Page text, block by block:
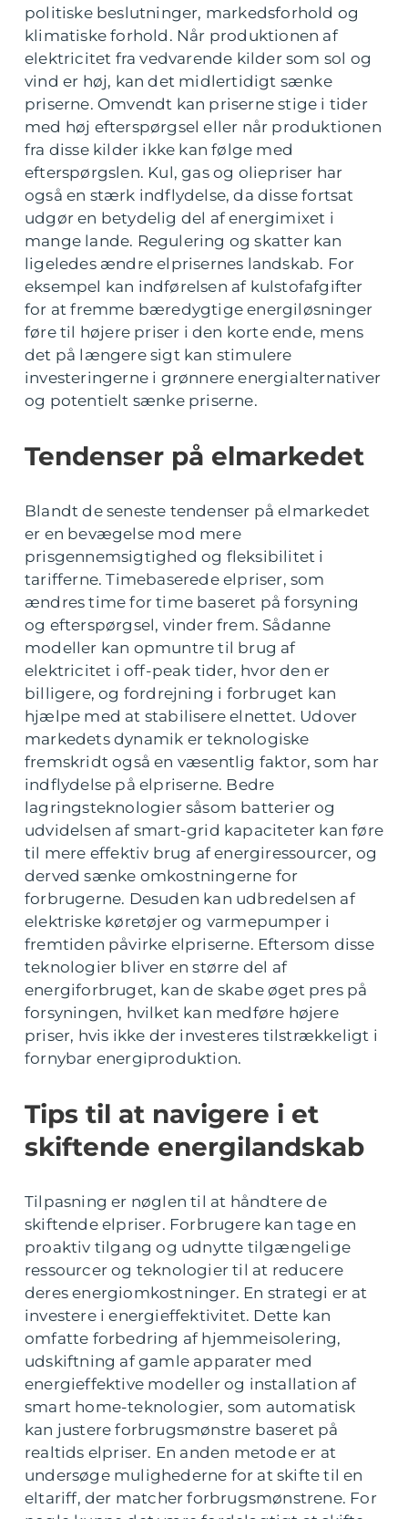
politiske beslutninger, markedsforhold og
klimatiske forhold. Når produktionen af
elektricitet fra vedvarende kilder som sol og
vind er høj, kan det midlertidigt sænke
priserne. Omvendt kan priserne stige i tider
med høj efterspørgsel eller når produktionen
fra disse kilder ikke kan følge med
efterspørgslen. Kul, gas og oliepriser har
også en stærk indflydelse, da disse fortsat
udgør en betydelig del af energimixet i
mange lande. Regulering og skatter kan
ligeledes ændre elprisernes landskab. For
eksempel kan indførelsen af kulstofafgifter
for at fremme bæredygtige energiløsninger
føre til højere priser i den korte ende, mens
det på længere sigt kan stimulere
investeringerne i grønnere energialternativer
og potentielt sænke priserne.
Tendenser på elmarkedet
Blandt de seneste tendenser på elmarkedet
er en bevægelse mod mere
prisgennemsigtighed og fleksibilitet i
tarifferne. Timebaserede elpriser, som
ændres time for time baseret på forsyning
og efterspørgsel, vinder frem. Sådanne
modeller kan opmuntre til brug af
elektricitet i off-peak tider, hvor den er
billigere, og fordrejning i forbruget kan
hjælpe med at stabilisere elnettet. Udover
markedets dynamik er teknologiske
fremskridt også en væsentlig faktor, som har
indflydelse på elpriserne. Bedre
lagringsteknologier såsom batterier og
udvidelsen af smart-grid kapaciteter kan føre
til mere effektiv brug af energiressourcer, og
derved sænke omkostningerne for
forbrugerne. Desuden kan udbredelsen af
elektriske køretøjer og varmepumper i
fremtiden påvirke elpriserne. Eftersom disse
teknologier bliver en større del af
energiforbruget, kan de skabe øget pres på
forsyningen, hvilket kan medføre højere
priser, hvis ikke der investeres tilstrækkeligt i
fornybar energiproduktion.
Tips til at navigere i et
skiftende energilandskab
Tilpasning er nøglen til at håndtere de
skiftende elpriser. Forbrugere kan tage en
proaktiv tilgang og udnytte tilgængelige
ressourcer og teknologier til at reducere
deres energiomkostninger. En strategi er at
investere i energieffektivitet. Dette kan
omfatte forbedring af hjemmeisolering,
udskiftning af gamle apparater med
energieffektive modeller og installation af
smart home-teknologier, som automatisk
kan justere forbrugsmønstre baseret på
realtids elpriser. En anden metode er at
undersøge mulighederne for at skifte til en
eltariff, der matcher forbrugsmønstrene. For